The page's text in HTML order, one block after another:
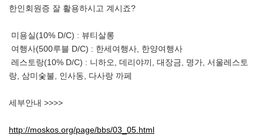
한인회원증 잘 활용하시고 계시죠?
미용실(10% D/C) : 뷰티살롱
여행사(500루블 D/C) : 한세여행사, 한양여행사
레스토랑(10% D/C) : 니하오, 데리야끼, 대장금, 명가, 서울레스토
랑, 삼미숯불, 인사동, 다사랑 까페
세부안내 >>>>
http://moskos.org/page/bbs/03_05.html